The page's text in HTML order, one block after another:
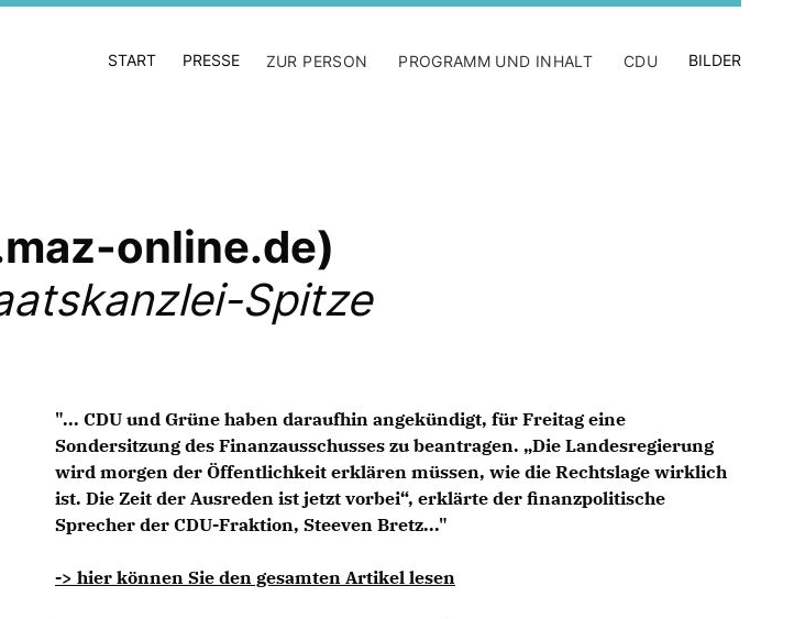
START PRESSE ZUR PERSON PROGRAMM UND INHALT CDU BILDER
online.de)
Spitze
"... CDU und Grüne haben daraufhin angekündigt, für Freitag eine
Sondersitzung des Finanzausschusses zu beantragen. „Die Landesregierung
wird morgen der Öffentlichkeit erklären müssen, wie die Rechtslage wirklich
ist. Die Zeit der Ausreden ist jetzt vorbei“, erklärte der finanzpolitische
Sprecher der CDU-Fraktion, Steeven Bretz..."
-> hier können Sie den gesamten Artikel lesen